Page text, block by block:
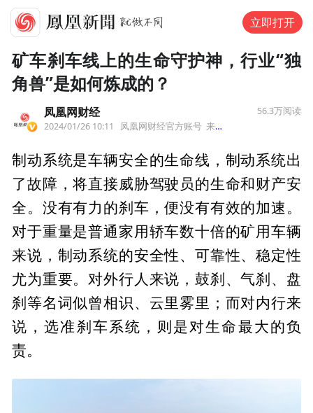
立即打开
矿车刹车线上的生命守护神，行业“独
角兽”是如何炼成的？
凤凰网财经
2024/01/26 10:11 凤凰网财经官方账号 来自北京市
56.3万阅读
制动系统是车辆安全的生命线，制动系统出
了故障，将直接威胁驾驶员的生命和财产安
全。没有有力的刹车，便没有有效的加速。
对于重量是普通家用轿车数十倍的矿用车辆
来说，制动系统的安全性、可靠性、稳定性
尤为重要。对外行人来说，鼓刹、气刹、盘
刹等名词似曾相识、云里雾里；而对内行来
说，选准刹车系统，则是对生命最大的负
责。